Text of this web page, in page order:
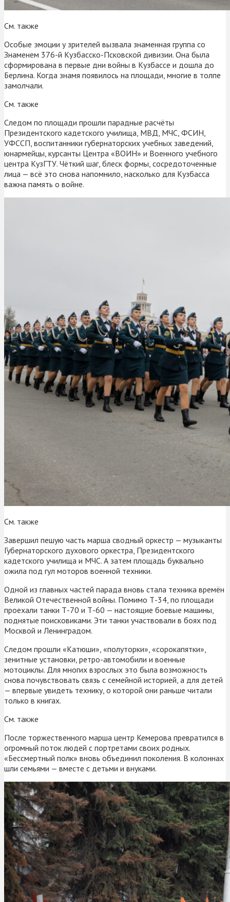
См. также
Особые эмоции у зрителей вызвала знаменная группа со
Знаменем 376-й Кузбасско-Псковской дивизии. Она была
сформирована в первые дни войны в Кузбассе и дошла до
Берлина. Когда знамя появилось на площади, многие в толпе
замолчали.
См. также
Следом по площади прошли парадные расчёты
Президентского кадетского училища, МВД, МЧС, ФСИН,
УФССП, воспитанники губернаторских учебных заведений,
юнармейцы, курсанты Центра «ВОИН» и Военного учебного
центра КузГТУ. Чёткий шаг, блеск формы, сосредоточенные
лица — всё это снова напомнило, насколько для Кузбасса
важна память о войне.
См. также
Завершил пешую часть марша сводный оркестр — музыканты
Губернаторского духового оркестра, Президентского
кадетского училища и МЧС. А затем площадь буквально
ожила под гул моторов военной техники.
Одной из главных частей парада вновь стала техника времён
Великой Отечественной войны. Помимо Т-34, по площади
проехали танки Т-70 и Т-60 — настоящие боевые машины,
поднятые поисковиками. Эти танки участвовали в боях под
Москвой и Ленинградом.
Следом прошли «Катюши», «полуторки», «сорокапятки»,
зенитные установки, ретро-автомобили и военные
мотоциклы. Для многих взрослых это была возможность
снова почувствовать связь с семейной историей, а для детей
— впервые увидеть технику, о которой они раньше читали
только в книгах.
См. также
После торжественного марша центр Кемерова превратился в
огромный поток людей с портретами своих родных.
«Бессмертный полк» вновь объединил поколения. В колоннах
шли семьями — вместе с детьми и внуками.